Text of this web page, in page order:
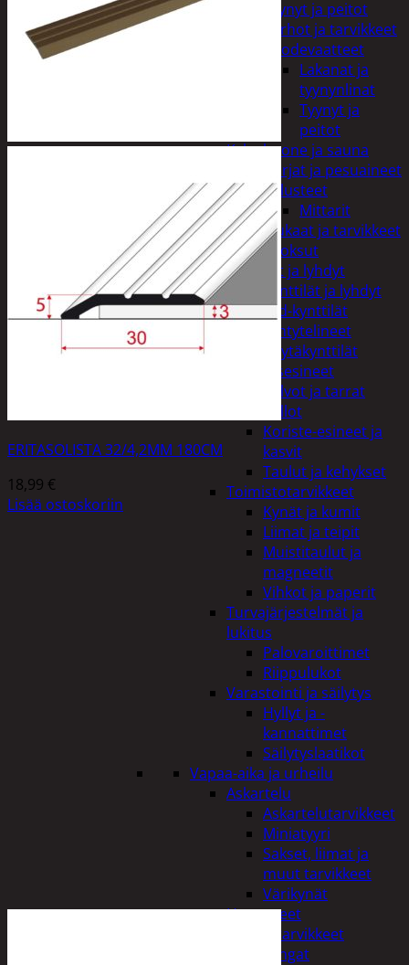
Tyynyt ja peitot
Verhot ja tarvikkeet
Vuodevaatteet
Lakanat ja
tyynynlinat
Tyynyt ja
peitot
Kylpyhuone ja sauna
Harjat ja pesuaineet
Kalusteet
Mittarit
Kiukaat ja tarvikkeet
Tuoksut
Kynttilät ja lyhdyt
Kynttilät ja lyhdyt
Led-kynttilät
Lyhtytelineet
Pöytäkynttilät
Sisustusesineet
Kalvot ja tarrat
Kellot
Koriste-esineet ja
kasvit
Taulut ja kehykset
Toimistotarvikkeet
Kynät ja kumit
Liimat ja teipit
Muistitaulut ja
magneetit
Vihkot ja paperit
Turvajärjestelmät ja
lukitus
Palovaroittimet
Riippulukot
Varastointi ja säilytys
Hyllyt ja -
kannattimet
Säilytyslaatikot
Vapaa-aika ja urheilu
Askartelu
Askartelutarvikkeet
Miniatyyri
Sakset, liimat ja
muut tarvikkeet
Värikynät
Harrasteet
Käsityötarvikkeet
Langat
ERITASOLISTA 32/4,2MM 180CM
18,99 €
Lisää ostoskoriin